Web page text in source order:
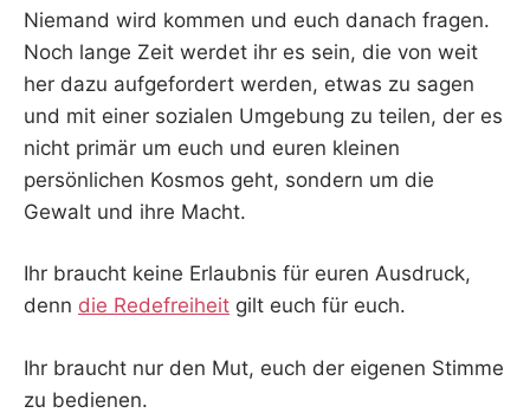
Niemand wird kommen und euch danach fragen.
Noch lange Zeit werdet ihr es sein, die von weit
her dazu aufgefordert werden, etwas zu sagen
und mit einer sozialen Umgebung zu teilen, der es
nicht primär um euch und euren kleinen
persönlichen Kosmos geht, sondern um die
Gewalt und ihre Macht.
Ihr braucht keine Erlaubnis für euren Ausdruck,
denn die Redefreiheit gilt euch für euch.
Ihr braucht nur den Mut, euch der eigenen Stimme
zu bedienen.